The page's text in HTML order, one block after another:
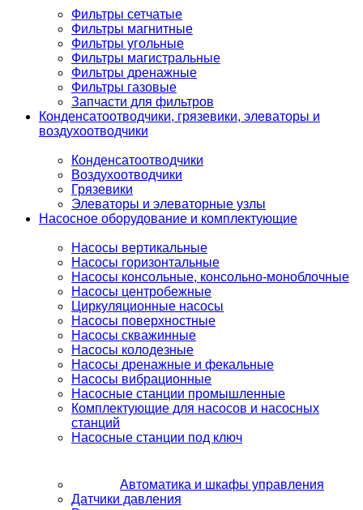
Фильтры сетчатые
Фильтры магнитные
Фильтры угольные
Фильтры магистральные
Фильтры дренажные
Фильтры газовые
Запчасти для фильтров
Конденсатоотводчики, грязевики, элеваторы и
воздухоотводчики
Конденсатоотводчики
Воздухоотводчики
Грязевики
Элеваторы и элеваторные узлы
Насосное оборудование и комплектующие
Насосы вертикальные
Насосы горизонтальные
Насосы консольные, консольно-моноблочные
Насосы центробежные
Циркуляционные насосы
Насосы поверхностные
Насосы скважинные
Насосы колодезные
Насосы дренажные и фекальные
Насосы вибрационные
Насосные станции промышленные
Комплектующие для насосов и насосных
станций
Насосные станции под ключ
Автоматика и шкафы управления
Датчики давления